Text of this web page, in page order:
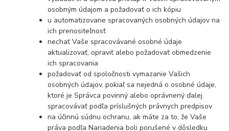
osobným údajom a požadovať o ich kópiu
u automatizovane spracovaných osobných údajov na
ich prenositeľnosť
nechať Vaše spracovávané osobné údaje
aktualizovať, opraviť alebo požadovať obmedzenie
ich spracovania
požadovať od spoločnosti vymazanie Vašich
osobných údajov, pokiaľ sa nejedná o osobné údaje,
ktoré je Správca povinný alebo oprávnený ďalej
spracovávať podľa príslušných právnych predpisov
na účinnú súdnu ochranu, ak máte za to, že Vaše
práva podľa Nariadenia boli porušené v dôsledku